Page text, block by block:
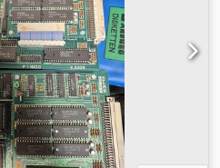
Būklė: Mašina puikios būklės
30 d., šiuo metu